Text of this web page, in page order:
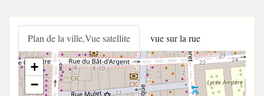
Plan de la ville,Vue satellite vue sur la rue
+
−